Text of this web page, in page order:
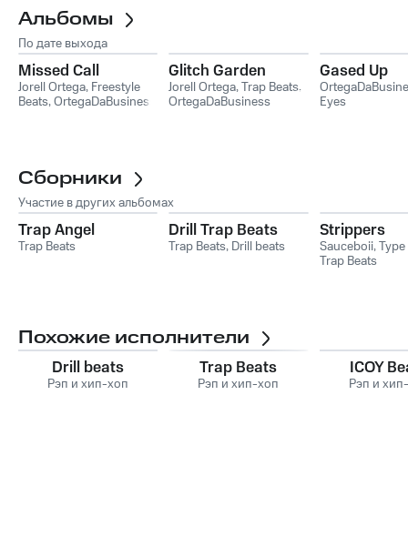
Альбомы
По дате выхода
Missed Call
Jorell Ortega, Freestyle
Beats,OrtegaDaBusiness
Glitch Garden
Jorell Ortega,Trap Beats,
OrtegaDaBusiness
Gased Up
Eyes
Сборники
Участие в других альбомах
Trap Angel
Trap Beats
Drill Trap Beats
Trap Beats, Drill beats
Strippers
Sauceboii,
Trap Beats
Похожие исполнители
Drill beats
Рэп и хип-хоп
Trap Beats
Рэп и хип-хоп
ICOY
Рэп и